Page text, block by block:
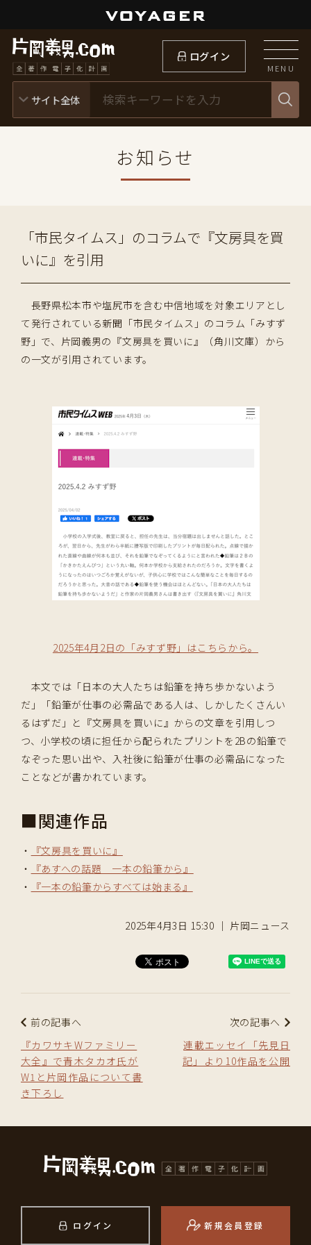
ログイン
MENU
お知らせ
「市民タイムス」のコラムで『文房具を買
いに』を引用
長野県松本市や塩尻市を含む中信地域を対象エリアとし
て発行されている新聞「市民タイムス」のコラム「みすず
野」で、片岡義男の『文房具を買いに』（角川文庫）から
の一文が引用されています。
2025年4月2日の「みすず野」はこちらから。
本文では「日本の大人たちは鉛筆を持ち歩かないよう
だ」「鉛筆が仕事の必需品である人は、しかしたくさんい
るはずだ」と『文房具を買いに』からの文章を引用しつ
つ、小学校の頃に担任から配られたプリントを2Bの鉛筆で
なぞった思い出や、入社後に鉛筆が仕事の必需品になった
ことなどが書かれています。
■関連作品
・
『文房具を買いに』
・
『あすへの話題 一本の鉛筆から』
・
『一本の鉛筆からすべては始まる』
2025年4月3日 15:30 ｜ 片岡ニュース
前の記事へ
『カワサキWファミリー
大全』で青木タカオ氏が
W1と片岡作品について書
き下ろし
次の記事へ
連載エッセイ「先見日
記」より10作品を公開
ログイン 新規会員登録